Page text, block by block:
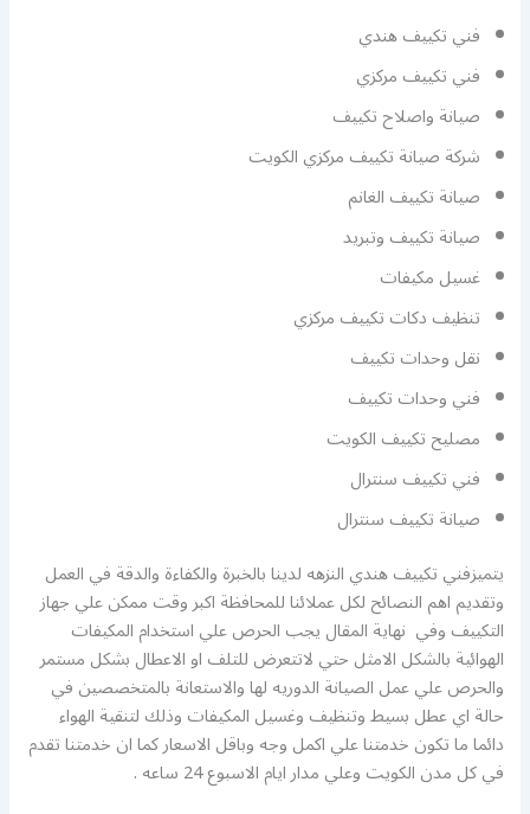
فني تكييف هندي
فني تكييف مركزي
صيانة واصلاح تكييف
شركة صيانة تكييف مركزي الكويت
صيانة تكييف الغانم
صيانة تكييف وتبريد
غسيل مكيفات
تنظيف دكات تكييف مركزي
نقل وحدات تكييف
فني وحدات تكييف
مصليح تكييف الكويت
فني تكييف سنترال
صيانة تكييف سنترال
يتميزفني تكييف هندي النزهه لدينا بالخبرة والكفاءة والدقة في العمل
وتقديم اهم النصائح لكل عملائنا للمحافظة اكبر وقت ممكن علي جهاز
التكييف وفي نهاية المقال يجب الحرص علي استخدام المكيفات
الهوائية بالشكل الامثل حتي لاتتعرض للتلف او الاعطال بشكل مستمر
والحرص علي عمل الصيانة الدوريه لها والاستعانة بالمتخصصين في
حالة اي عطل بسيط وتنظيف وغسيل المكيفات وذلك لتنقية الهواء
دائما ما تكون خدمتنا علي اكمل وجه وباقل الاسعار كما ان خدمتنا تقدم
في كل مدن الكويت وعلي مدار ايام الاسبوع 24 ساعه .